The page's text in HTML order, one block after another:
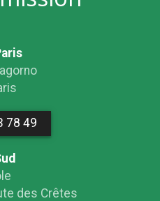
78 49
des Crêtes